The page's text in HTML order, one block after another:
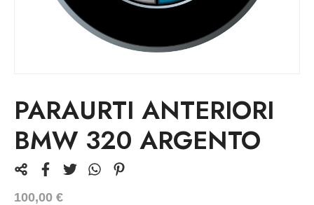
PARAURTI ANTERIORI
BMW 320 ARGENTO
100,00 €